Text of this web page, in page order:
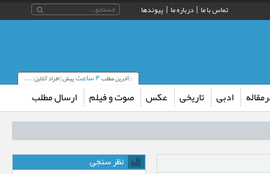
تماس با ما درباره ما پیوندها
::آخرین مطلب۴ ساعت پیش | افراد آنلاین:...
ادبی تاریخی عکس صوت و فیلم ارسال مطلب
نظر سنجی